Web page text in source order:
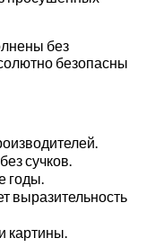
без
безопасны
сучков.
годы.
выразительность
картины.